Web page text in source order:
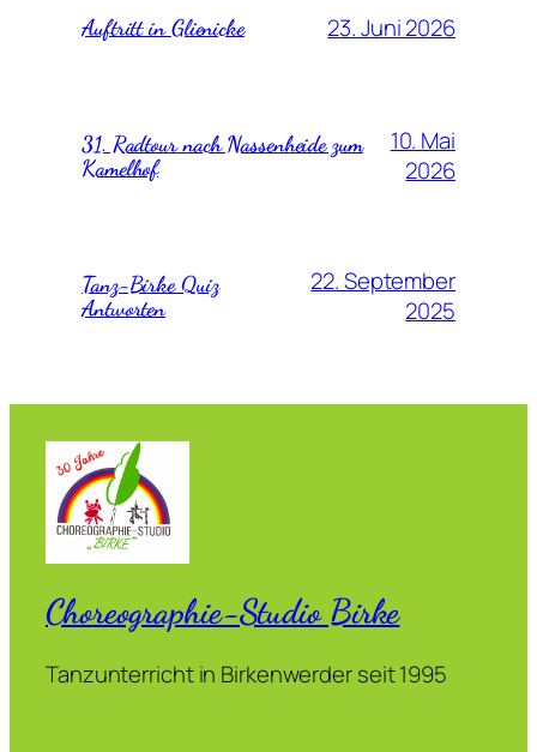
Auftritt in Glienicke 23. Juni 2026
31. Radtour nach Nassenheide zum
Kamelhof
10. Mai
2026
Tanz-Birke Quiz
Antworten
22. September
2025
Choreographie-Studio Birke
Tanzunterricht in Birkenwerder seit 1995